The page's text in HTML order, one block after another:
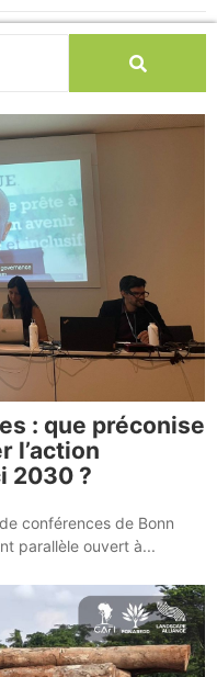
: que préconise
l’action
2030 ?
conférences de Bonn
parallèle ouvert à...